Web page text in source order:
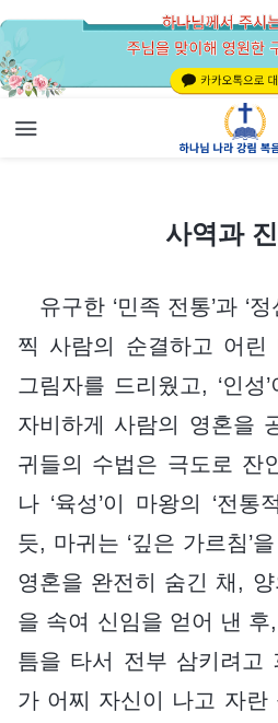
사역과
유구한 ‘민족 전통’과 ‘
찍 사람의 순결하고 어린
그림자를 드리웠고, ‘인성
자비하게 사람의 영혼을
귀들의 수법은 극도로 잔
나 ‘육성’이 마왕의 ‘전통
듯, 마귀는 ‘깊은 가르침’
영혼을 완전히 숨긴 채,
을 속여 신임을 얻어 낸
틈을 타서 전부 삼키려고
가 어찌 자신이 나고 자란